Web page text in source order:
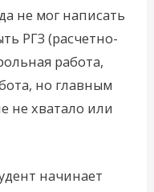
не мог написать
РГЗ (расчетно-
работа,
но главным
не хватало или
начинает